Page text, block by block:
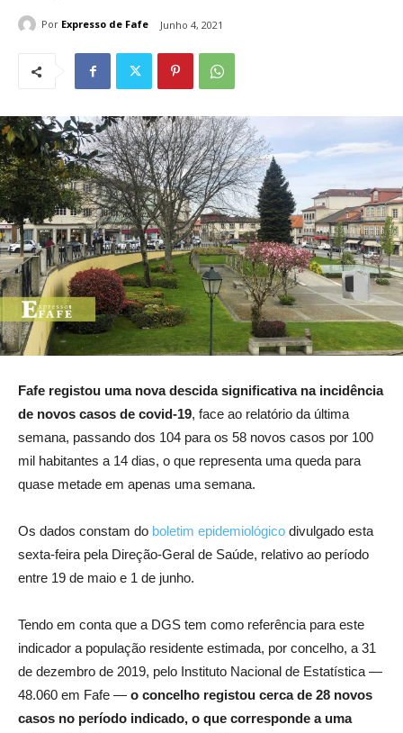
Por Expresso de Fafe Junho 4, 2021
Fafe registou uma nova descida significativa na incidência
de novos casos de covid-19, face ao relatório da última
semana, passando dos 104 para os 58 novos casos por 100
mil habitantes a 14 dias, o que representa uma queda para
quase metade em apenas uma semana.
Os dados constam do boletim epidemiológico divulgado esta
sexta-feira pela Direção-Geral de Saúde, relativo ao período
entre 19 de maio e 1 de junho.
Tendo em conta que a DGS tem como referência para este
indicador a população residente estimada, por concelho, a 31
de dezembro de 2019, pelo Instituto Nacional de Estatística —
48.060 em Fafe — o concelho registou cerca de 28 novos
casos no período indicado, o que corresponde a uma